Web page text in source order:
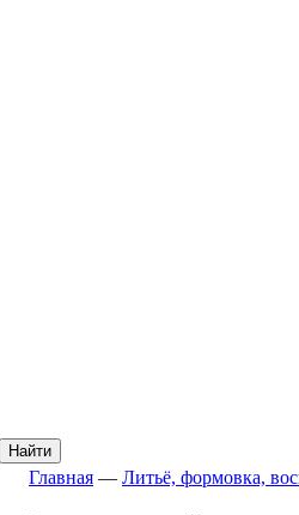
Главная — Литьё, формовка,